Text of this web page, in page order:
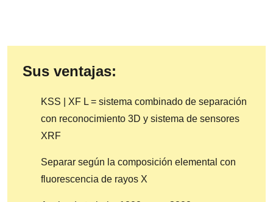
Sus ventajas:
KSS | XF L = sistema combinado de separación
con reconocimiento 3D y sistema de sensores
XRF
Separar según la composición elemental con
fluorescencia de rayos X